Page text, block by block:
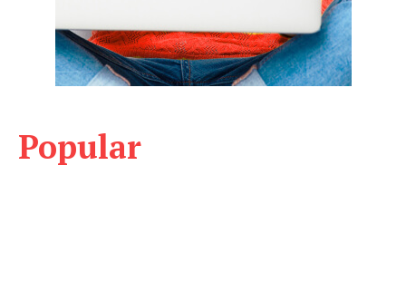
Popular